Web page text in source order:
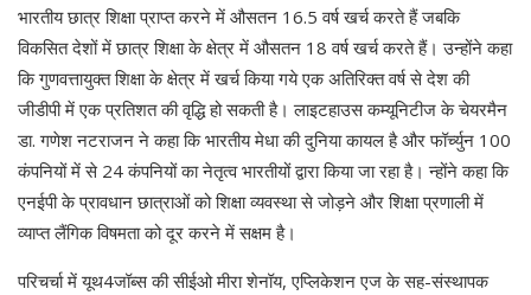
भारतीय छात्र शिक्षा प्राप्त करने में औसतन 16.5 वर्ष खर्च करते हैं जबकि
विकसित देशों में छात्र शिक्षा के क्षेत्र में औसतन 18 वर्ष खर्च करते हैं। उन्होंने कहा
कि गुणवत्तायुक्त शिक्षा के क्षेत्र में खर्च किया गये एक अतिरिक्त वर्ष से देश की
जीडीपी में एक प्रतिशत की वृद्धि हो सकती है। लाइटहाउस कम्यूनिटीज के चेयरमैन
डा. गणेश नटराजन ने कहा कि भारतीय मेधा की दुनिया कायल है और फॉर्च्युन 100
कंपनियों में से 24 कंपनियों का नेतृत्व भारतीयों द्वारा किया जा रहा है। न्होंने कहा कि
एनईपी के प्रावधान छात्राओं को शिक्षा व्यवस्था से जोड़ने और शिक्षा प्रणाली में
व्याप्त लैंगिक विषमता को दूर करने में सक्षम है।
परिचर्चा में यूथ4जॉब्स की सीईओ मीरा शेनॉय, एप्लिकेशन एज के सह-संस्थापक